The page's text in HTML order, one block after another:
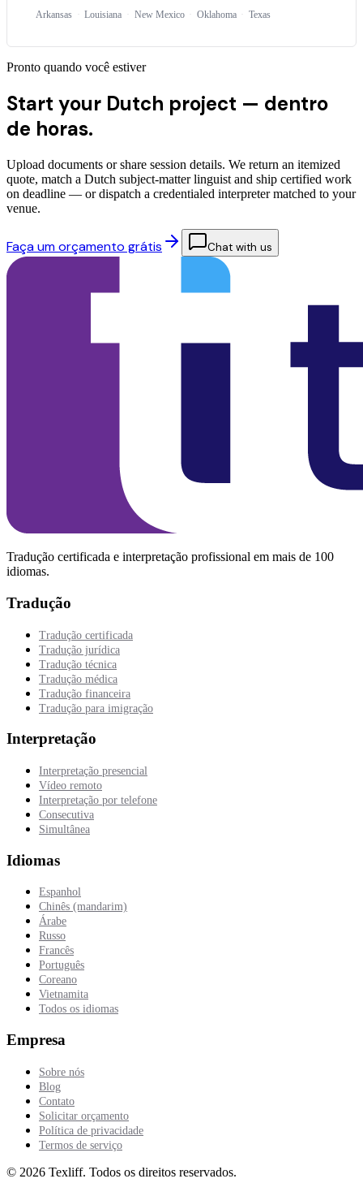
Arkansas Louisiana New Mexico Oklahoma Texas
Pronto quando você estiver
Start your Dutch project — dentro
de horas.
Upload documents or share session details. We return an itemized
quote, match a Dutch subject-matter linguist and ship certified work
on deadline — or dispatch a credentialed interpreter matched to your
venue.
Faça um orçamento grátis Chat with us
Tradução certificada e interpretação profissional em mais de 100
idiomas.
Tradução
Tradução certificada
Tradução jurídica
Tradução técnica
Tradução médica
Tradução financeira
Tradução para imigração
Interpretação
Interpretação presencial
Vídeo remoto
Interpretação por telefone
Consecutiva
Simultânea
Idiomas
Espanhol
Chinês (mandarim)
Árabe
Russo
Francês
Português
Coreano
Vietnamita
Todos os idiomas
Empresa
Sobre nós
Blog
Contato
Solicitar orçamento
Política de privacidade
Termos de serviço
© 2026 Texliff. Todos os direitos reservados.